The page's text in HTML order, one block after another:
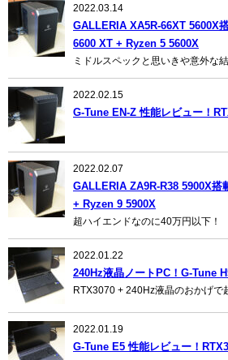
2022.03.14
GALLERIA XA5R-66XT 5600X
6600 XT + Ryzen 5 5600X
ミドルスペックと思いきや意外な結
2022.02.15
G-Tune EN-Z 性能レビュー！
2022.02.07
GALLERIA ZA9R-R38 5900X搭
+ Ryzen 9 5900X
超ハイエンドなのに40万円以下！
2022.01.22
240Hz液晶ノートPC！G-Tune
RTX3070 + 240Hz液晶のおかげで
2022.01.19
G-Tune E5 性能レビュー！